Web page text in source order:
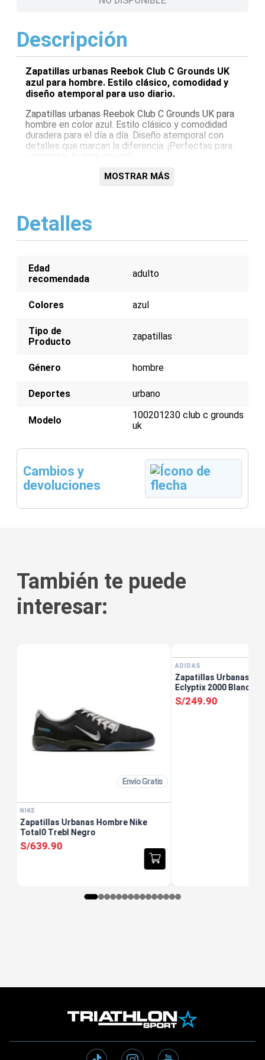
Descripción
Zapatillas urbanas Reebok Club C Grounds UK
azul para hombre. Estilo clásico, comodidad y
diseño atemporal para uso diario.
Zapatillas urbanas Reebok Club C Grounds UK para
hombre en color azul. Estilo clásico y comodidad
duradera para el día a día. Diseño atemporal con
detalles que marcan la diferencia. ¡Perfectas para
Marca: Reebok
Género: Hombre
Estilo: Urbano
MOSTRAR MÁS
Detalles
Edad
recomendada
adulto
Colores azul
Tipo de
Producto
zapatillas
Género hombre
Deportes urbano
Modelo
100201230 club c grounds
uk
Cambios y
devoluciones
También te puede
interesar:
Envío Gratis
NIKE
Zapatillas Urbanas Hombre Nike
Total0 Trebl Negro
S/639.90
ADIDAS
Zapatillas Urbanas
Eclyptix 2000 Blanco
S/249.90